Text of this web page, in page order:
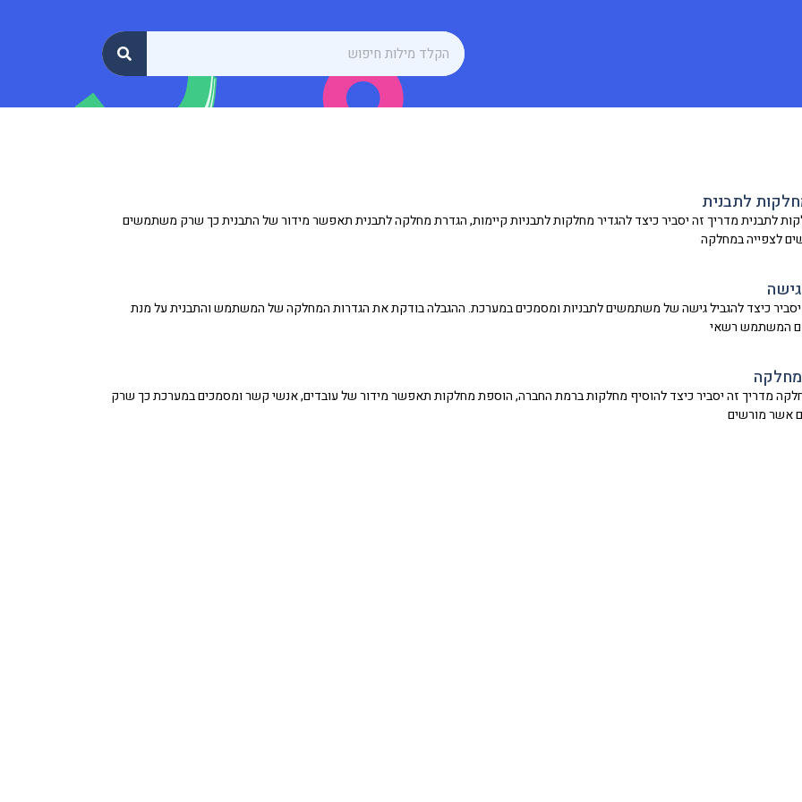
לתבנית
לתבנית מדריך זה יסביר כיצד להגדיר מחלקות לתבניות קיימות, הגדרת מחלקה לתבנית תאפשר מידור של התבנית כך שרק משתמשים
לצפייה במחלקה
יסביר כיצד להגביל גישה של משתמשים לתבניות ומסמכים במערכת. ההגבלה בודקת את הגדרות המחלקה של המשתמש והתבנית על מנת
המשתמש רשאי
מדריך זה יסביר כיצד להוסיף מחלקות ברמת החברה, הוספת מחלקות תאפשר מידור של עובדים, אנשי קשר ומסמכים במערכת כך שרק
אשר מורשים